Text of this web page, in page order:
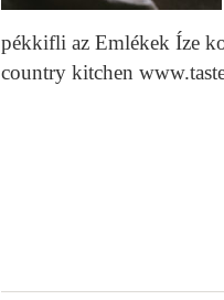
pékkifli az Emlékek Íze
country kitchen